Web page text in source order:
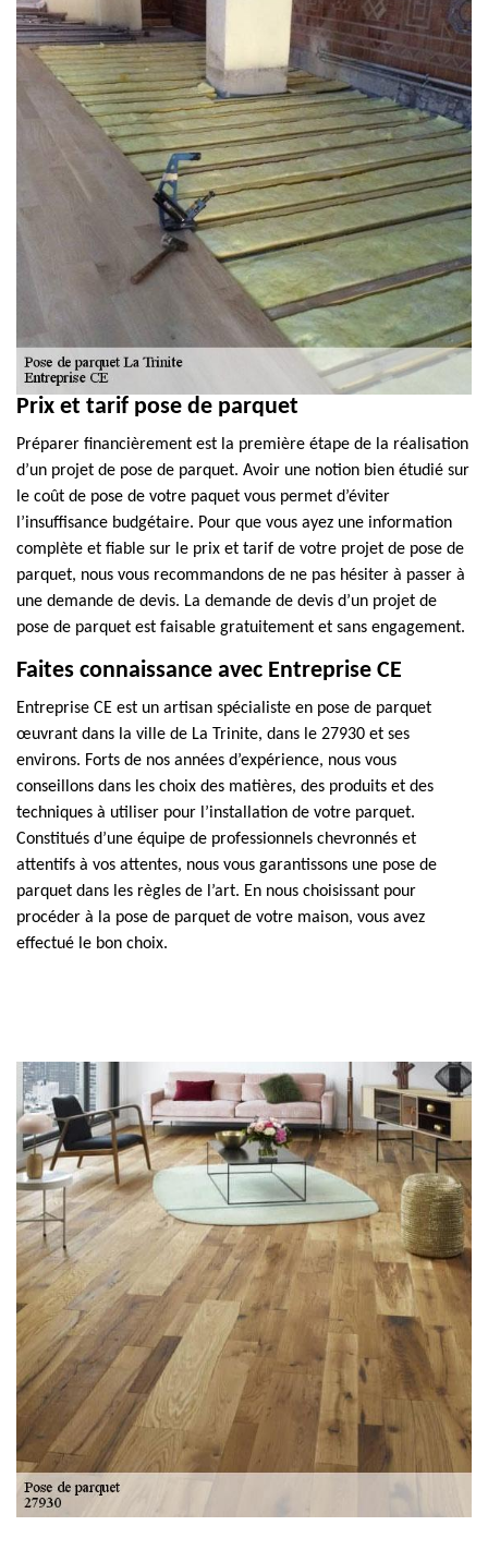
Prix et tarif pose de parquet
Préparer financièrement est la première étape de la réalisation
d’un projet de pose de parquet. Avoir une notion bien étudié sur
le coût de pose de votre paquet vous permet d’éviter
l’insuffisance budgétaire. Pour que vous ayez une information
complète et fiable sur le prix et tarif de votre projet de pose de
parquet, nous vous recommandons de ne pas hésiter à passer à
une demande de devis. La demande de devis d’un projet de
pose de parquet est faisable gratuitement et sans engagement.
Faites connaissance avec Entreprise CE
Entreprise CE est un artisan spécialiste en pose de parquet
œuvrant dans la ville de La Trinite, dans le 27930 et ses
environs. Forts de nos années d’expérience, nous vous
conseillons dans les choix des matières, des produits et des
techniques à utiliser pour l’installation de votre parquet.
Constitués d’une équipe de professionnels chevronnés et
attentifs à vos attentes, nous vous garantissons une pose de
parquet dans les règles de l’art. En nous choisissant pour
procéder à la pose de parquet de votre maison, vous avez
effectué le bon choix.